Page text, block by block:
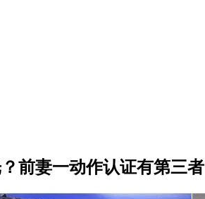
前妻一动作认证有第三者